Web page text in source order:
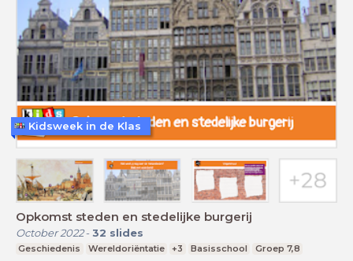
Opkomst steden en stedelijke burgerij
October 2022- 32 slides
Geschiedenis Wereldoriëntatie +3 Basisschool Groep 7,8
Kidsweek in de Klas